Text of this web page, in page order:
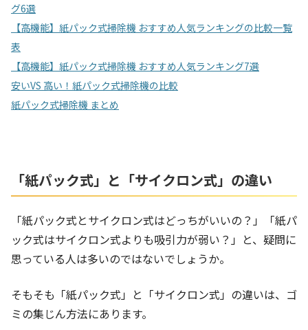
グ6選
【高機能】紙パック式掃除機 おすすめ人気ランキングの比較一覧
表
【高機能】紙パック式掃除機 おすすめ人気ランキング7選
安いVS 高い！紙パック式掃除機の比較
紙パック式掃除機 まとめ
「紙パック式」と「サイクロン式」の違い
「紙パック式とサイクロン式はどっちがいいの？」「紙パ
ック式はサイクロン式よりも吸引力が弱い？」と、疑問に
思っている人は多いのではないでしょうか。
そもそも「紙パック式」と「サイクロン式」の違いは、ゴ
ミの集じん方法にあります。